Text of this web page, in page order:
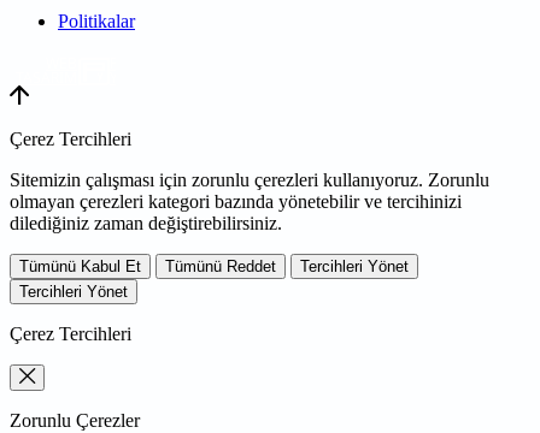
Politikalar
Çerez Tercihleri
Sitemizin çalışması için zorunlu çerezleri kullanıyoruz. Zorunlu
olmayan çerezleri kategori bazında yönetebilir ve tercihinizi
dilediğiniz zaman değiştirebilirsiniz.
Tümünü Kabul Et Tümünü Reddet
Tercihleri Yönet
Tercihleri Yönet
Çerez Tercihleri
Zorunlu Çerezler